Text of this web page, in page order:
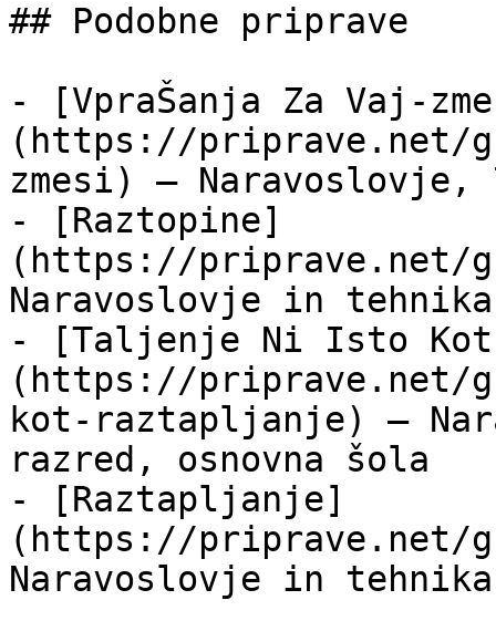
## Podobne priprave
- [VpraŠanja Za Vaj-
(https://priprave.net/
zmesi) —
- [Raztopine]
(https://priprave.net/
Naravoslovje in
- [Taljenje Ni Isto
(https://priprave.net/
kot-raztapljanje) —
razred, osnovna šola
- [Raztapljanje]
(https://priprave.net/
Naravoslovje in